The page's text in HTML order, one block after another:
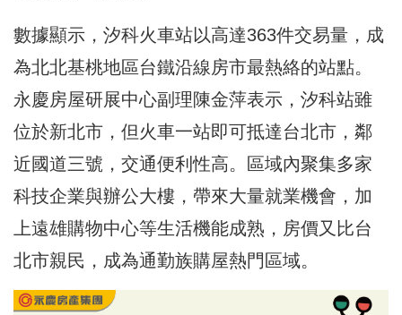
數據顯示，汐科火車站以高達363件交易量，成
為北北基桃地區台鐵沿線房市最熱絡的站點。
永慶房屋研展中心副理陳金萍表示，汐科站雖
位於新北市，但火車一站即可抵達台北市，鄰
近國道三號，交通便利性高。區域內聚集多家
科技企業與辦公大樓，帶來大量就業機會，加
上遠雄購物中心等生活機能成熟，房價又比台
北市親民，成為通勤族購屋熱門區域。